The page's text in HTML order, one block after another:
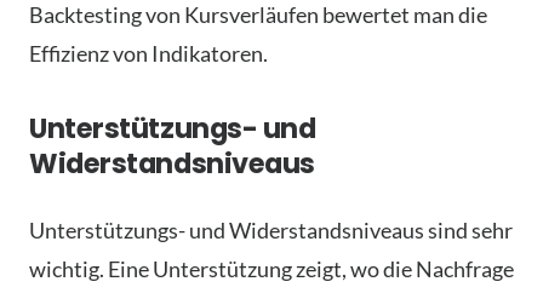
Backtesting von Kursverläufen bewertet man die
Effizienz von Indikatoren.
Unterstützungs- und
Widerstandsniveaus
Unterstützungs- und Widerstandsniveaus sind sehr
wichtig. Eine Unterstützung zeigt, wo die Nachfrage